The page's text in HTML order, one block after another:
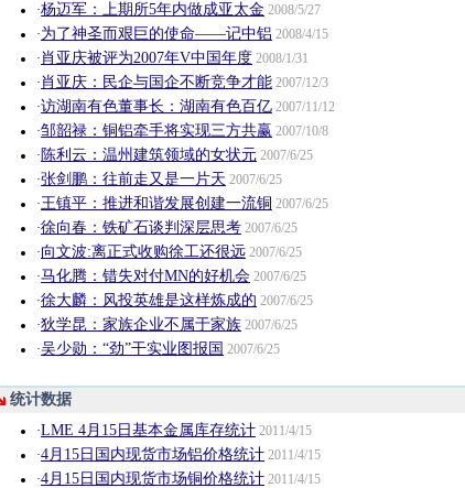
·杨迈军：上期所5年内做成亚太金 2008/5/27
·为了神圣而艰巨的使命——记中铝 2008/4/15
·肖亚庆被评为2007年V中国年度 2008/1/31
·肖亚庆：民企与国企不断竞争才能 2007/12/3
·访湖南有色董事长：湖南有色百亿 2007/11/12
·邹韶禄：铜铝牵手将实现三方共赢 2007/10/8
· 陈利云：温州建筑领域的女状元 2007/6/25
·张剑鹏：往前走又是一片天 2007/6/25
·王镇平：推进和谐发展创建一流铜 2007/6/25
·徐向春：铁矿石谈判深层思考 2007/6/25
·向文波:离正式收购徐工还很远 2007/6/25
·马化腾：错失对付MN的好机会 2007/6/25
·徐大麟：风投英雄是这样炼成的 2007/6/25
·狄学昆：家族企业不属于家族 2007/6/25
·吴少勋：“劲”干实业图报国 2007/6/25
统计数据
·LME 4月15日基本金属库存统计 2011/4/15
·4月15日国内现货市场铝价格统计 2011/4/15
·4月15日国内现货市场铜价格统计 2011/4/15